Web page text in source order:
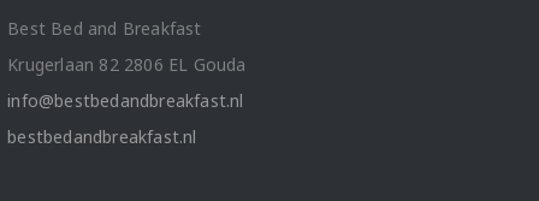
Best Bed and Breakfast
Krugerlaan 82 2806 EL Gouda
info@bestbedandbreakfast.nl
bestbedandbreakfast.nl